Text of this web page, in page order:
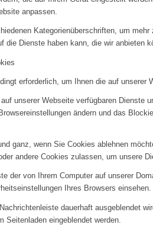
anpassen.
Kategorienüberschriften, um
die Dienste haben kann, die wir anbieten
erforderlich, um Ihnen die auf unserer
unserer Webseite verfügbaren Dienste
ändern und das
ganz, wenn Sie Cookies ablehnen
andere Cookies zulassen, um unsere
der von Ihrem Computer auf unserer
Ihres Browsers einsehen.
dauerhaft ausgeblendet
Seitenladen eingeblendet werden.